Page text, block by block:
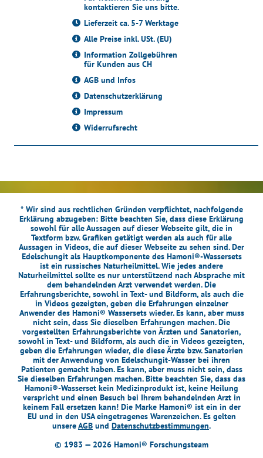
kontaktieren Sie uns bitte.
Lieferzeit ca. 5-7 Werktage
Alle Preise inkl. USt. (EU)
Information Zollgebühren
für Kunden aus CH
AGB und Infos
Datenschutzerklärung
Impressum
Widerrufsrecht
* Wir sind aus rechtlichen Gründen verpflichtet, nachfolgende
Erklärung abzugeben: Bitte beachten Sie, dass diese Erklärung
sowohl für alle Aussagen auf dieser Webseite gilt, die in
Textform bzw. Grafiken getätigt werden als auch für alle
Aussagen in Videos, die auf dieser Webseite zu sehen sind. Der
Edelschungit als Hauptkomponente des Hamoni®-Wassersets
ist ein russisches Naturheilmittel. Wie jedes andere
Naturheilmittel sollte es nur unterstützend nach Absprache mit
dem behandelnden Arzt verwendet werden. Die
Erfahrungsberichte, sowohl in Text- und Bildform, als auch die
in Videos gezeigten, geben die Erfahrungen einzelner
Anwender des Hamoni® Wassersets wieder. Es kann, aber muss
nicht sein, dass Sie dieselben Erfahrungen machen. Die
vorgestellten Erfahrungsberichte von Ärzten und Sanatorien,
sowohl in Text- und Bildform, als auch die in Videos gezeigten,
geben die Erfahrungen wieder, die diese Ärzte bzw. Sanatorien
mit der Anwendung von Edelschungit-Wasser bei ihren
Patienten gemacht haben. Es kann, aber muss nicht sein, dass
Sie dieselben Erfahrungen machen. Bitte beachten Sie, dass das
Hamoni®-Wasserset kein Medizinprodukt ist, keine Heilung
verspricht und einen Besuch bei Ihrem behandelnden Arzt in
keinem Fall ersetzen kann! Die Marke Hamoni® ist ein in der
EU und in den USA eingetragenes Warenzeichen. Es gelten
unsereAGB und Datenschutzbestimmungen.
© 1983 — 2026 Hamoni® Forschungsteam